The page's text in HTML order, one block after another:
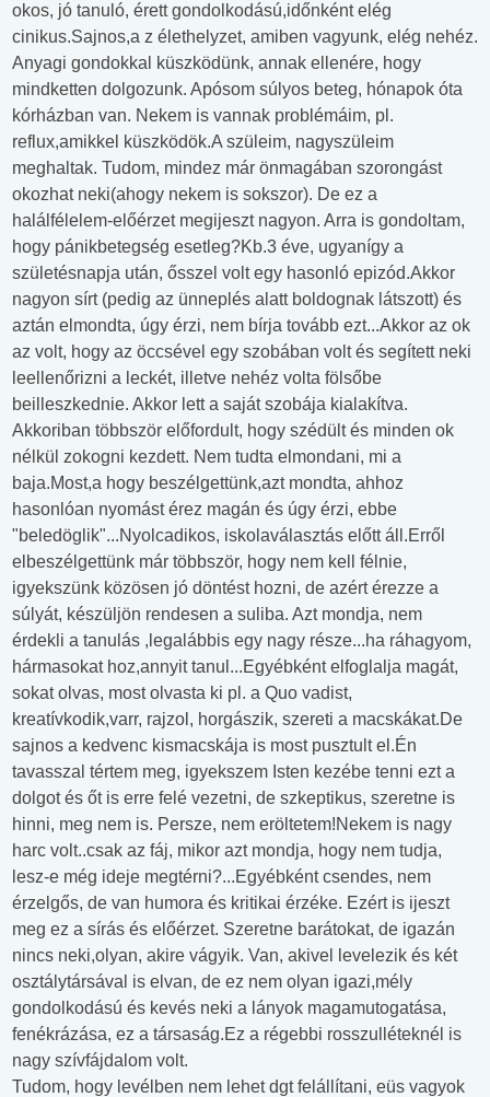
okos, jó tanuló, érett gondolkodású,időnként elég
cinikus.Sajnos,a z élethelyzet, amiben vagyunk, elég nehéz.
Anyagi gondokkal küszködünk, annak ellenére, hogy
mindketten dolgozunk. Apósom súlyos beteg, hónapok óta
kórházban van. Nekem is vannak problémáim, pl.
reflux,amikkel küszködök.A szüleim, nagyszüleim
meghaltak. Tudom, mindez már önmagában szorongást
okozhat neki(ahogy nekem is sokszor). De ez a
halálfélelem-előérzet megijeszt nagyon. Arra is gondoltam,
hogy pánikbetegség esetleg?Kb.3 éve, ugyanígy a
születésnapja után, ősszel volt egy hasonló epizód.Akkor
nagyon sírt (pedig az ünneplés alatt boldognak látszott) és
aztán elmondta, úgy érzi, nem bírja tovább ezt...Akkor az ok
az volt, hogy az öccsével egy szobában volt és segített neki
leellenőrizni a leckét, illetve nehéz volta fölsőbe
beilleszkednie. Akkor lett a saját szobája kialakítva.
Akkoriban többször előfordult, hogy szédült és minden ok
nélkül zokogni kezdett. Nem tudta elmondani, mi a
baja.Most,a hogy beszélgettünk,azt mondta, ahhoz
hasonlóan nyomást érez magán és úgy érzi, ebbe
"beledöglik"...Nyolcadikos, iskolaválasztás előtt áll.Erről
elbeszélgettünk már többször, hogy nem kell félnie,
igyekszünk közösen jó döntést hozni, de azért érezze a
súlyát, készüljön rendesen a suliba. Azt mondja, nem
érdekli a tanulás ,legalábbis egy nagy része...ha ráhagyom,
hármasokat hoz,annyit tanul...Egyébként elfoglalja magát,
sokat olvas, most olvasta ki pl. a Quo vadist,
kreatívkodik,varr, rajzol, horgászik, szereti a macskákat.De
sajnos a kedvenc kismacskája is most pusztult el.Én
tavasszal tértem meg, igyekszem Isten kezébe tenni ezt a
dolgot és őt is erre felé vezetni, de szkeptikus, szeretne is
hinni, meg nem is. Persze, nem eröltetem!Nekem is nagy
harc volt..csak az fáj, mikor azt mondja, hogy nem tudja,
lesz-e még ideje megtérni?...Egyébként csendes, nem
érzelgős, de van humora és kritikai érzéke. Ezért is ijeszt
meg ez a sírás és előérzet. Szeretne barátokat, de igazán
nincs neki,olyan, akire vágyik. Van, akivel levelezik és két
osztálytársával is elvan, de ez nem olyan igazi,mély
gondolkodású és kevés neki a lányok magamutogatása,
fenékrázása, ez a társaság.Ez a régebbi rosszulléteknél is
nagy szívfájdalom volt.
Tudom, hogy levélben nem lehet dgt felállítani, eüs vagyok